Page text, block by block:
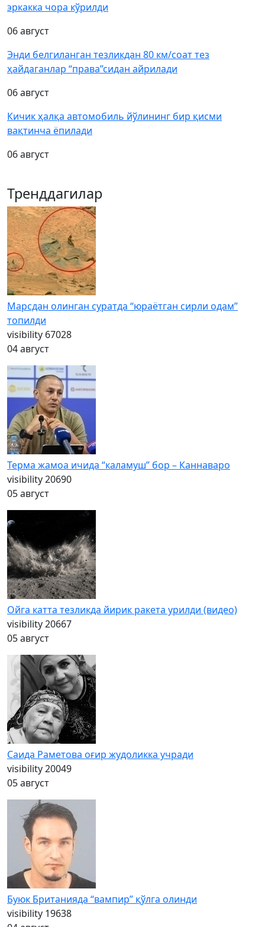
эркакка чора кўрилди
06 август
Энди белгиланган тезликдан 80 км/соат тез
ҳайдаганлар “права”сидан айрилади
06 август
Кичик ҳалқа автомобиль йўлининг бир қисми
вақтинча ёпилади
06 август
Тренддагилар
Марсдан олинган суратда “юраётган сирли одам”
топилди
visibility 67028
04 август
Терма жамоа ичида “каламуш” бор – Каннаваро
visibility20690
05 август
Ойга катта тезликда йирик ракета урилди (видео)
visibility20667
05 август
Саида Раметова оғир жудоликка учради
visibility20049
05 август
Буюк Британияда “вампир” қўлга олинди
visibility 19638